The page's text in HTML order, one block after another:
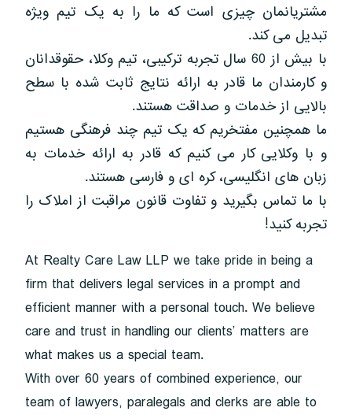
مشتریانمان چیزی است که ما را به یک تیم ویژه
تبدیل می کند.
با بیش از 60 سال تجربه ترکیبی، تیم وکلا، حقوقدانان
و کارمندان ما قادر به ارائه نتایج ثابت شده با سطح
بالایی از خدمات و صداقت هستند.
ما همچنین مفتخریم که یک تیم چند فرهنگی هستیم
و با وکلایی کار می کنیم که قادر به ارائه خدمات به
زبان های انگلیسی، کره ای و فارسی هستند.
با ما تماس بگیرید و تفاوت قانون مراقبت از املاک را
تجربه کنید!
At Realty Care Law LLP we take pride in being a
firm that delivers legal services in a prompt and
efficient manner with a personal touch. We believe
care and trust in handling our clients’ matters are
what makes us a special team.
With over 60 years of combined experience, our
team of lawyers, paralegals and clerks are able to